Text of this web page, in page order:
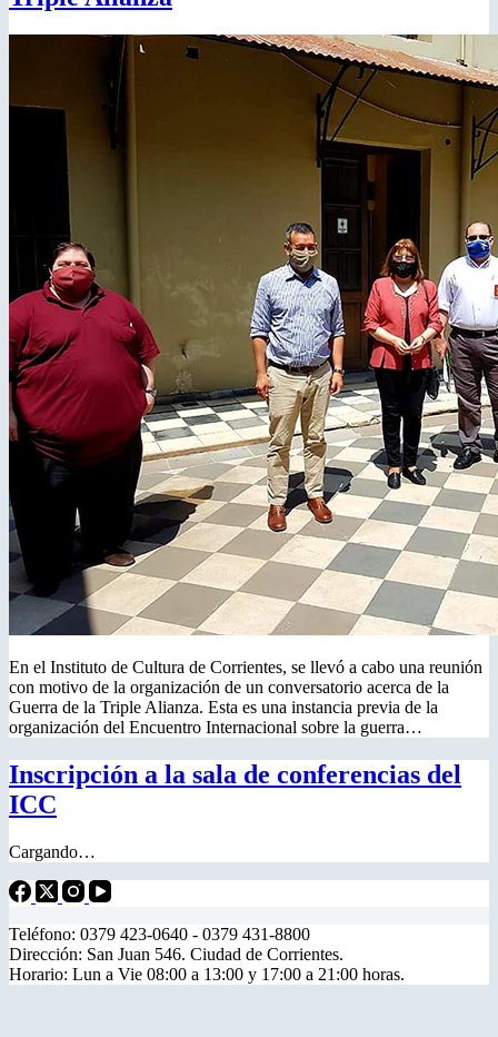
En el Instituto de Cultura de Corrientes, se llevó a cabo una reunión
con motivo de la organización de un conversatorio acerca de la
Guerra de la Triple Alianza. Esta es una instancia previa de la
organización del Encuentro Internacional sobre la guerra…
Inscripción a la sala de conferencias del
ICC
Cargando…
Teléfono: 0379 423-0640 - 0379 431-8800
Dirección: San Juan 546. Ciudad de Corrientes.
Horario: Lun a Vie 08:00 a 13:00 y 17:00 a 21:00 horas.